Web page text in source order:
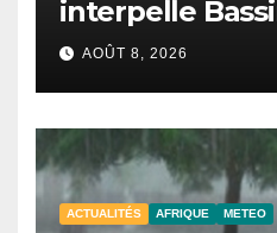
interpelle
Faye sur la
locales
AOÛT 8, 2026
ACTUALITÉS AFRIQUE METEO